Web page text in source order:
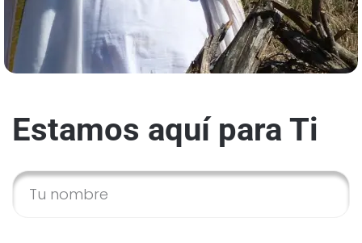
Estamos aquí para Ti